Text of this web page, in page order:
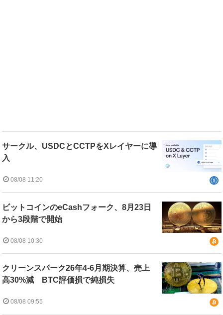
サークル、USDCとCCTPをXレイヤーに導
入
08/08 11:20
ビットコインのeCashフォーク、8月23日
から3段階で開始
08/08 10:30
クリーンスパーク26年4-6月期決算、売上
高30%減 BTC評価損で純損失
08/08 09:55